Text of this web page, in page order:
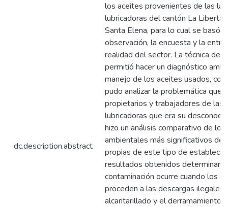
dc.description.abstract
los aceites provenientes de las
lubricadoras del cantón La
Santa Elena, para lo cual se basó
observación, la encuesta y la
realidad del sector. La técnica de
permitió hacer un diagnóstico
manejo de los aceites usados,
pudo analizar la problemática que
propietarios y trabajadores de las
lubricadoras que era su
hizo un análisis comparativo de
ambientales más significativos de
propias de este tipo de
resultados obtenidos
contaminación ocurre cuando los
proceden a las descargas ilegales
alcantarillado y el derramamiento